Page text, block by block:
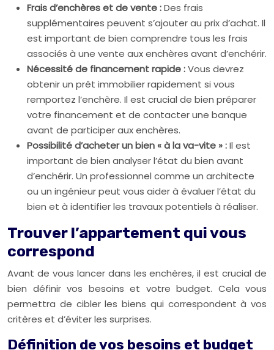
Frais d’enchères et de vente :Des frais
supplémentaires peuvent s’ajouter au prix d’achat. Il
est important de bien comprendre tous les frais
associés à une vente aux enchères avant d’enchérir.
Nécessité de financement rapide :Vous devrez
obtenir un prêt immobilier rapidement si vous
remportez l’enchère. Il est crucial de bien préparer
votre financement et de contacter une banque
avant de participer aux enchères.
Possibilité d’acheter un bien « à la va-vite » :Il est
important de bien analyser l’état du bien avant
d’enchérir. Un professionnel comme un architecte
ou un ingénieur peut vous aider à évaluer l’état du
bien et à identifier les travaux potentiels à réaliser.
Trouver l’appartement qui vous
correspond
Avant de vous lancer dans les enchères, il est crucial de
bien définir vos besoins et votre budget. Cela vous
permettra de cibler les biens qui correspondent à vos
critères et d’éviter les surprises.
Définition de vos besoins et budget